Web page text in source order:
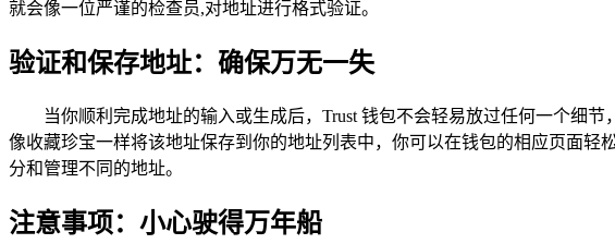
就会像一位严谨的检查员,对地址进行格式验证。
验证和保存地址：确保万无一失
当你顺利完成地址的输入或生成后，Trust 钱包不会轻易放过任何一个细
像收藏珍宝一样将该地址保存到你的地址列表中，你可以在钱包的相应页面
分和管理不同的地址。
注意事项：小心驶得万年船